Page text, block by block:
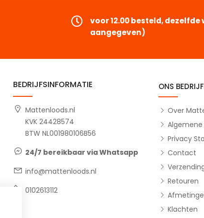
voor 12.00 besteld,
aangegeven)
15-04-2026Jeanette, Woudenberg
14-
Top
kreeg
of ik
ook
BEDRIJFSINFORMATIE
Mattenloods.nl
KVK 24428574
BTW NL001980106B56
24/7 bereikbaar via Whatsapp
info@mattenloods.nl
0102613112
ONS BEDRIJF
Over
Privacy
Contact
Retouren
Klachten